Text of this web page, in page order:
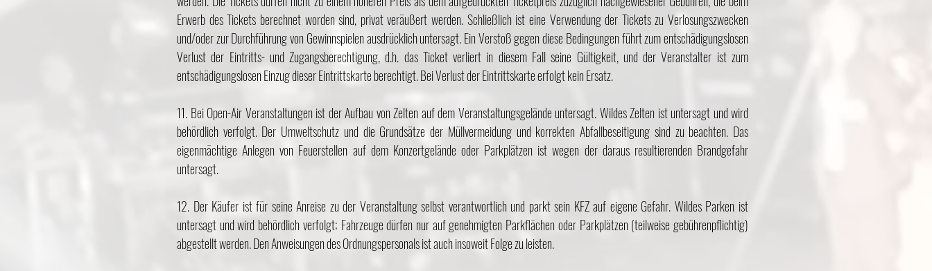
Erwerb des Tickets berechnet worden sind, privat veräußert werden. Schließlich ist eine Verwendung der Tickets zu Verlosungszwecken
und/oder zur Durchführung von Gewinnspielen ausdrücklich untersagt. Ein Verstoß gegen diese Bedingungen führt zum entschädigungslosen
Verlust der Eintritts- und Zugangsberechtigung, d.h. das Ticket verliert in diesem Fall seine Gültigkeit, und der Veranstalter ist zum
entschädigungslosen Einzug dieser Eintrittskarte berechtigt. Bei Verlust der Eintrittskarte erfolgt kein Ersatz.
11. Bei Open-Air Veranstaltungen ist der Aufbau von Zelten auf dem Veranstaltungsgelände untersagt. Wildes Zelten ist untersagt und wird
behördlich verfolgt. Der Umweltschutz und die Grundsätze der Müllvermeidung und korrekten Abfallbeseitigung sind zu beachten. Das
eigenmächtige Anlegen von Feuerstellen auf dem Konzertgelände oder Parkplätzen ist wegen der daraus resultierenden Brandgefahr
untersagt.
12. Der Käufer ist für seine Anreise zu der Veranstaltung selbst verantwortlich und parkt sein KFZ auf eigene Gefahr. Wildes Parken ist
untersagt und wird behördlich verfolgt; Fahrzeuge dürfen nur auf genehmigten Parkflächen oder Parkplätzen (teilweise gebührenpflichtig)
abgestellt werden. Den Anweisungen des Ordnungspersonals ist auch insoweit Folge zu leisten.